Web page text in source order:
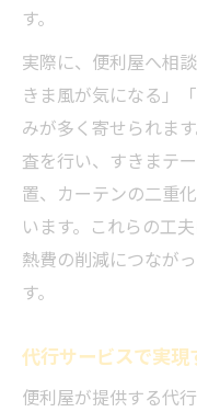
す。
実際に、便利屋へ相
きま風が気になる」
みが多く寄せられま
査を行い、すきまテ
置、カーテンの二重
います。これらの工
熱費の削減につなが
す。
代行サービスで実
便利屋が提供する代